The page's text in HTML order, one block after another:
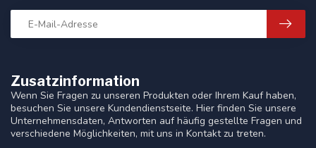
Zusatzinformation
Wenn Sie Fragen zu unseren Produkten oder Ihrem Kauf haben,
besuchen Sie unsere Kundendienstseite. Hier finden Sie unsere
Unternehmensdaten, Antworten auf häufig gestellte Fragen und
verschiedene Möglichkeiten, mit uns in Kontakt zu treten.